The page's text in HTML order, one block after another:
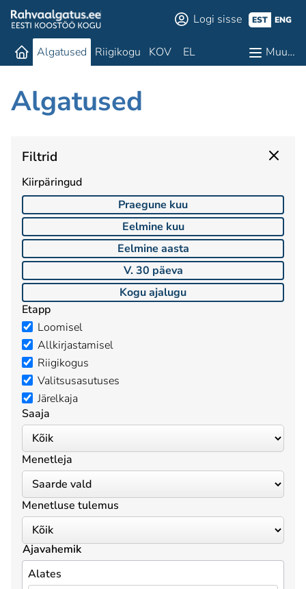
Logi sisse EST ENG
Algatused Riigikogu KOV EL Muu…
Algatused
Filtrid
Kiirpäringud
Praegune kuu
Eelmine kuu
Eelmine aasta
V. 30 päeva
Kogu ajalugu
Etapp
Loomisel
Allkirjastamisel
Riigikogus
Valitsusasutuses
Järelkaja
Saaja
Menetleja
Menetluse tulemus
Ajavahemik
Alates